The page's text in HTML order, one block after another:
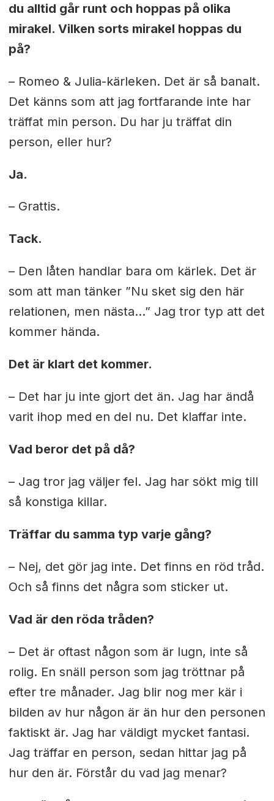
du alltid går runt och hoppas på olika
mirakel. Vilken sorts mirakel hoppas du
på?
– Romeo & Julia-kärleken. Det är så banalt.
Det känns som att jag fortfarande inte har
träffat min person. Du har ju träffat din
person, eller hur?
Ja.
– Grattis.
Tack.
– Den låten handlar bara om kärlek. Det är
som att man tänker ”Nu sket sig den här
relationen, men nästa…” Jag tror typ att det
kommer hända.
Det är klart det kommer.
– Det har ju inte gjort det än. Jag har ändå
varit ihop med en del nu. Det klaffar inte.
Vad beror det på då?
– Jag tror jag väljer fel. Jag har sökt mig till
så konstiga killar.
Träffar du samma typ varje gång?
– Nej, det gör jag inte. Det finns en röd tråd.
Och så finns det några som sticker ut.
Vad är den röda tråden?
– Det är oftast någon som är lugn, inte så
rolig. En snäll person som jag tröttnar på
efter tre månader. Jag blir nog mer kär i
bilden av hur någon är än hur den personen
faktiskt är. Jag har väldigt mycket fantasi.
Jag träffar en person, sedan hittar jag på
hur den är. Förstår du vad jag menar?